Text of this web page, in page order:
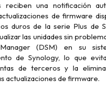
reciben una notificación
de firmware
duros de la serie Plus de
las unidades sin
Manager (DSM) en su
de Synology, lo que
de terceros y la
actualizaciones de firmware.